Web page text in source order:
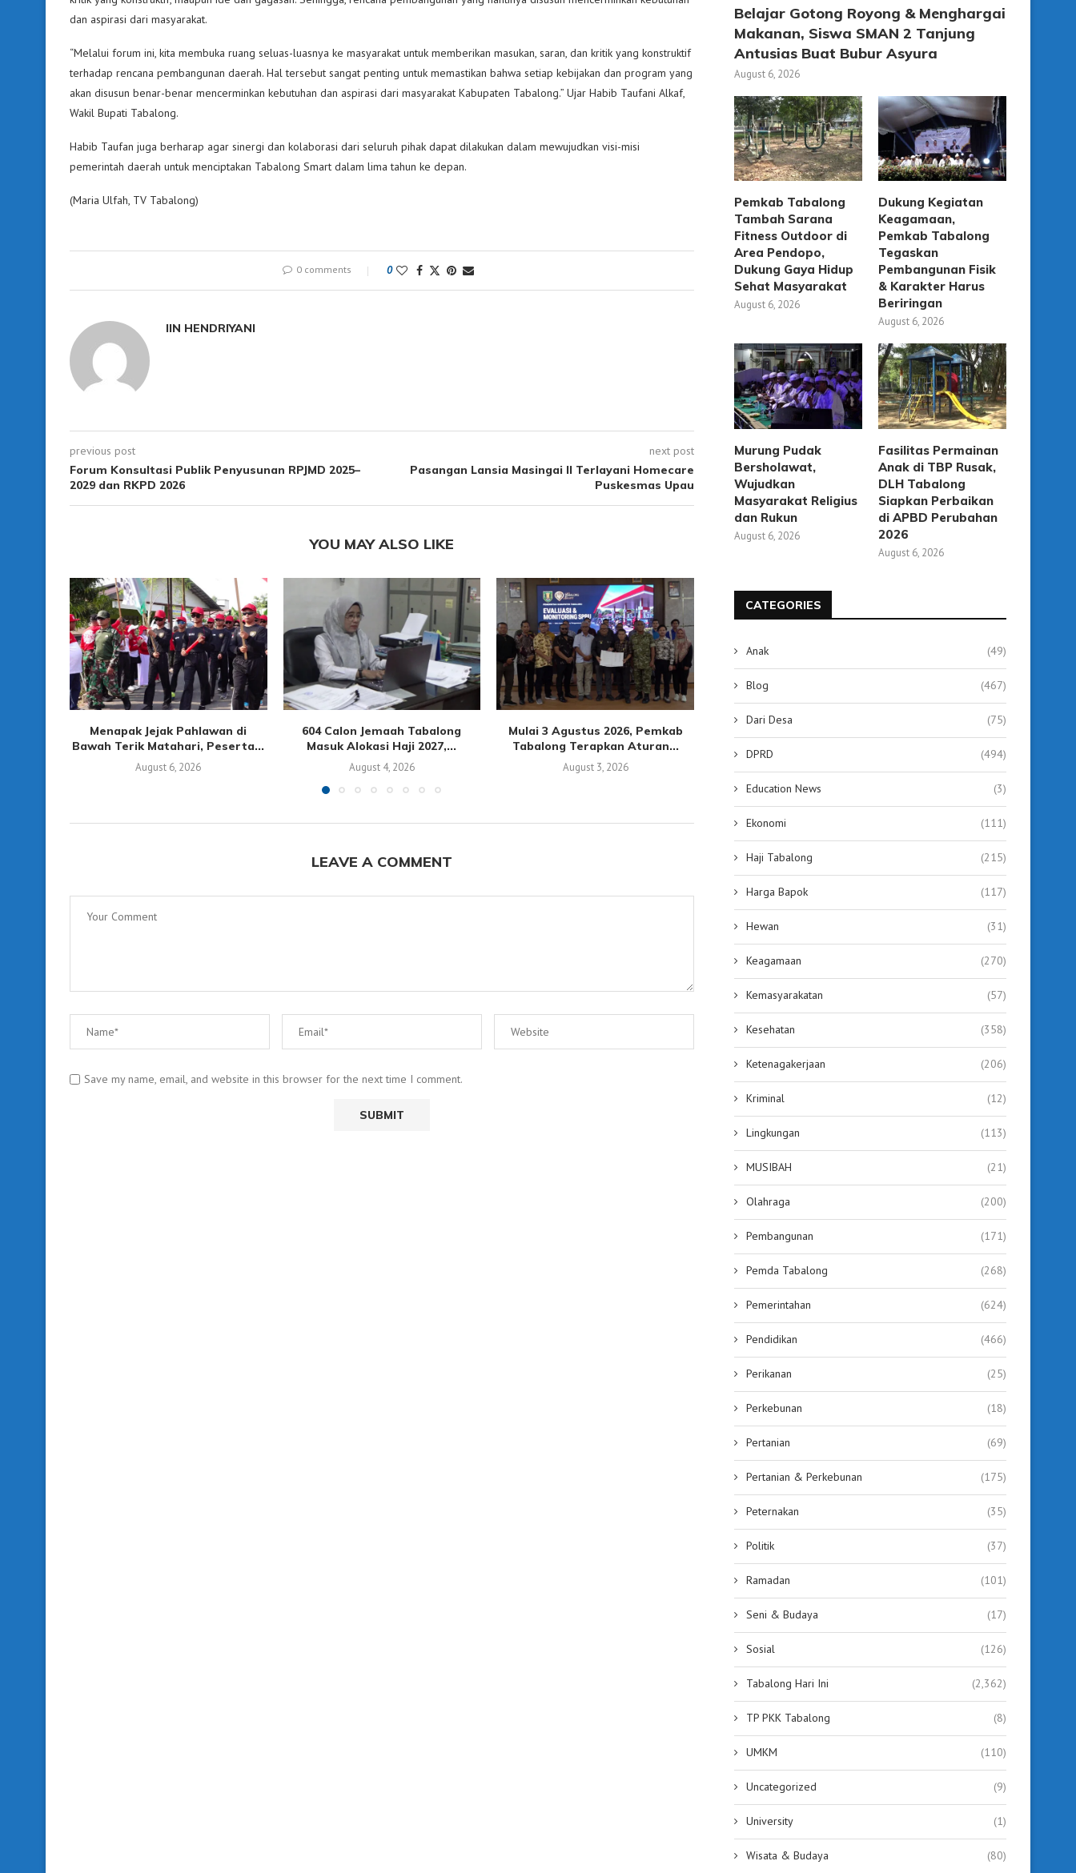
dan aspirasi dari masyarakat.
“Melalui forum ini, kita membuka ruang seluas-luasnya ke masyarakat untuk memberikan masukan, saran, dan kritik yang konstruktif
terhadap rencana pembangunan daerah. Hal tersebut sangat penting untuk memastikan bahwa setiap kebijakan dan program yang
akan disusun benar-benar mencerminkan kebutuhan dan aspirasi dari masyarakat Kabupaten Tabalong.” Ujar Habib Taufani Alkaf,
Wakil Bupati Tabalong.
Habib Taufan juga berharap agar sinergi dan kolaborasi dari seluruh pihak dapat dilakukan dalam mewujudkan visi-misi
pemerintah daerah untuk menciptakan Tabalong Smart dalam lima tahun ke depan.
(Maria Ulfah, TV Tabalong)
0 comments 0
IIN HENDRIYANI
previous post
Forum Konsultasi Publik Penyusunan RPJMD 2025–
2029 dan RKPD 2026
next post
Pasangan Lansia Masingai II Terlayani Homecare
Puskesmas Upau
YOU MAY ALSO LIKE
Menapak Jejak Pahlawan di
Bawah Terik Matahari, Peserta...
August 6, 2026
604 Calon Jemaah Tabalong
Masuk Alokasi Haji 2027,...
August 4, 2026
Mulai 3 Agustus 2026, Pemkab
Tabalong Terapkan Aturan...
August 3, 2026
Sidak Pasar Kapar,
LEAVE A COMMENT
Save my name, email, and website in this browser for the next time I comment.
Belajar Gotong Royong & Menghargai
Makanan, Siswa SMAN 2 Tanjung
Antusias Buat Bubur Asyura
August 6, 2026
Pemkab Tabalong
Tambah Sarana
Fitness Outdoor di
Area Pendopo,
Dukung Gaya Hidup
Sehat Masyarakat
August 6, 2026
Dukung Kegiatan
Keagamaan,
Pemkab Tabalong
Tegaskan
Pembangunan Fisik
& Karakter Harus
Beriringan
August 6, 2026
Murung Pudak
Bersholawat,
Wujudkan
Masyarakat Religius
dan Rukun
August 6, 2026
Fasilitas Permainan
Anak di TBP Rusak,
DLH Tabalong
Siapkan Perbaikan
di APBD Perubahan
2026
August 6, 2026
CATEGORIES
Anak (49)
Blog (467)
Dari Desa (75)
DPRD (494)
Education News (3)
Ekonomi (111)
Haji Tabalong (215)
Harga Bapok (117)
Hewan (31)
Keagamaan (270)
Kemasyarakatan (57)
Kesehatan (358)
Ketenagakerjaan (206)
Kriminal (12)
Lingkungan (113)
MUSIBAH (21)
Olahraga (200)
Pembangunan (171)
Pemda Tabalong (268)
Pemerintahan (624)
Pendidikan (466)
Perikanan (25)
Perkebunan (18)
Pertanian (69)
Pertanian & Perkebunan (175)
Peternakan (35)
Politik (37)
Ramadan (101)
Seni & Budaya (17)
Sosial (126)
Tabalong Hari Ini (2,362)
TP PKK Tabalong (8)
UMKM (110)
Uncategorized (9)
University (1)
Wisata & Budaya (80)